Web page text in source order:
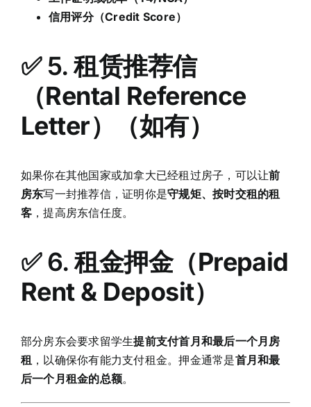
信用评分（Credit Score）
✅ 5.租赁推荐信
（Rental Reference
Letter）
（如有）
如果你在其他国家或加拿大已经租过房子，可以让前
房东写一封推荐信，证明你是守规矩、按时交租的租
客 ，提高房东信任度。
✅ 6.租金押金（Prepaid
Rent & Deposit）
部分房东会要求留学生提前支付首月和最后一个月房
租 ，以确保你有能力支付租金。押金通常是首月和最
后一个月租金的总额。